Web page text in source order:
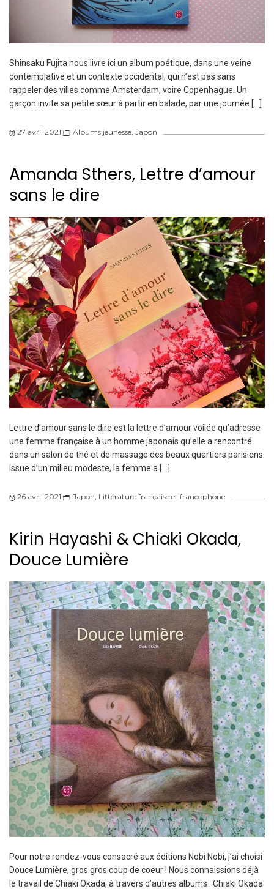
Shinsaku Fujita nous livre ici un album poétique, dans une veine
contemplative et un contexte occidental, qui n’est pas sans
rappeler des villes comme Amsterdam, voire Copenhague. Un
garçon invite sa petite sœur à partir en balade, par une journée […]
27 avril 2021 Albums jeunesse, Japon
Amanda Sthers, Lettre d’amour
sans le dire
Lettre d’amour sans le dire est la lettre d’amour voilée qu’adresse
une femme française à un homme japonais qu’elle a rencontré
dans un salon de thé et de massage des beaux quartiers parisiens.
Issue d’un milieu modeste, la femme a […]
26 avril 2021 Japon, Littérature française et francophone
Kirin Hayashi & Chiaki Okada,
Douce Lumière
Pour notre rendez-vous consacré aux éditions Nobi Nobi, j’ai choisi
Douce Lumière, gros gros coup de coeur ! Nous connaissions déjà
le travail de Chiaki Okada, à travers d’autres albums : Chiaki Okada